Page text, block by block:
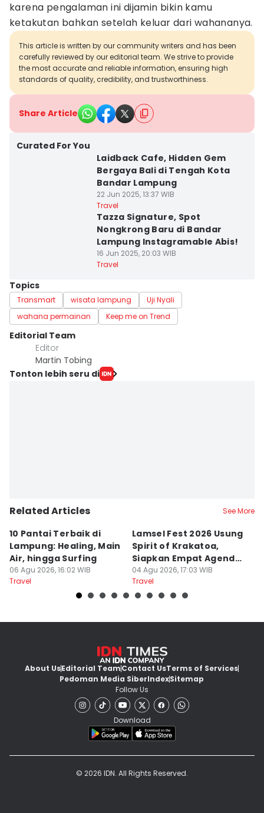
karena pengalaman ini dijamin bikin kamu
ketakutan bahkan setelah keluar dari wahananya.
This article is written by our community writers and has been
carefully reviewed by our editorial team. We strive to provide
the most accurate and reliable information, ensuring high
standards of quality, credibility, and trustworthiness.
Share Article
Curated For You
Laidback Cafe, Hidden Gem
Bergaya Bali di Tengah Kota
Bandar Lampung
22 Jun 2025, 13:37 WIB
Travel
Tazza Signature, Spot
Nongkrong Baru di Bandar
Lampung Instagramable Abis!
16 Jun 2025, 20:03 WIB
Travel
Topics
Transmart wisata lampung
Uji Nyali
wahana permainan
Keep me on Trend
Editorial Team
Editor
Martin Tobing
Tonton lebih seru di
Related Articles See More
10 Pantai Terbaik di
Lampung: Healing, Main
Air, hingga Surfing
06 Agu 2026, 16:02 WIB
Travel
Lamsel Fest 2026 Usung
Spirit of Krakatoa,
Siapkan Empat Agenda
Utama
04 Agu 2026, 17:03 WIB
Travel
About UsEditorial TeamContact UsTerms of Services
Pedoman Media SiberIndexSitemap
Follow Us
Download
© 2026 IDN. All Rights Reserved.